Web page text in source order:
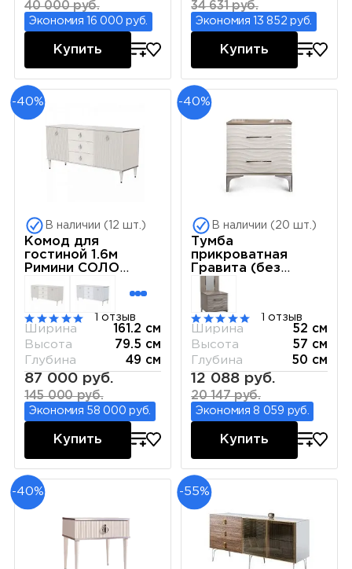
40 000 руб.
Экономия 16 000 руб.
Купить
34 631 руб.
Экономия 13 852 руб.
Купить
-40%
В наличии (12 шт.)
Комод для
гостиной 1.6м
Римини СОЛО
РМКМ-4(s)
1 отзыв
Ширина
161.2 см
Высота
79.5 см
Глубина
49 см
87 000 руб.
145 000 руб.
Экономия 58 000 руб.
Купить
-40%
В наличии (20 шт.)
Тумба
прикроватная
Гравита (без
зеркала) белый
глянец
1 отзыв
Ширина
52 см
Высота
57 см
Глубина
50 см
12 088 руб.
20 147 руб.
Экономия 8 059 руб.
Купить
-40% -55%